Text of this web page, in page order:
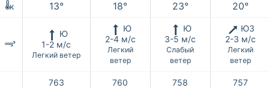
к 13° 18° 23° 20°
Ю
1-2 м/с
Легкий ветер
Ю
2-4 м/с
Легкий
ветер
Ю
3-5 м/с
Слабый
ветер
ЮЗ
2-3 м/с
Легкий
ветер
763
760
758
757